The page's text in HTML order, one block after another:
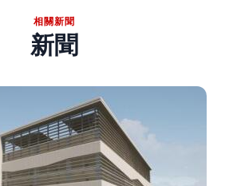
相關新聞
新聞